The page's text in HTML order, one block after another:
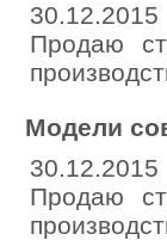
30.12.2015
Продаю
Модели
30.12.2015
Продаю